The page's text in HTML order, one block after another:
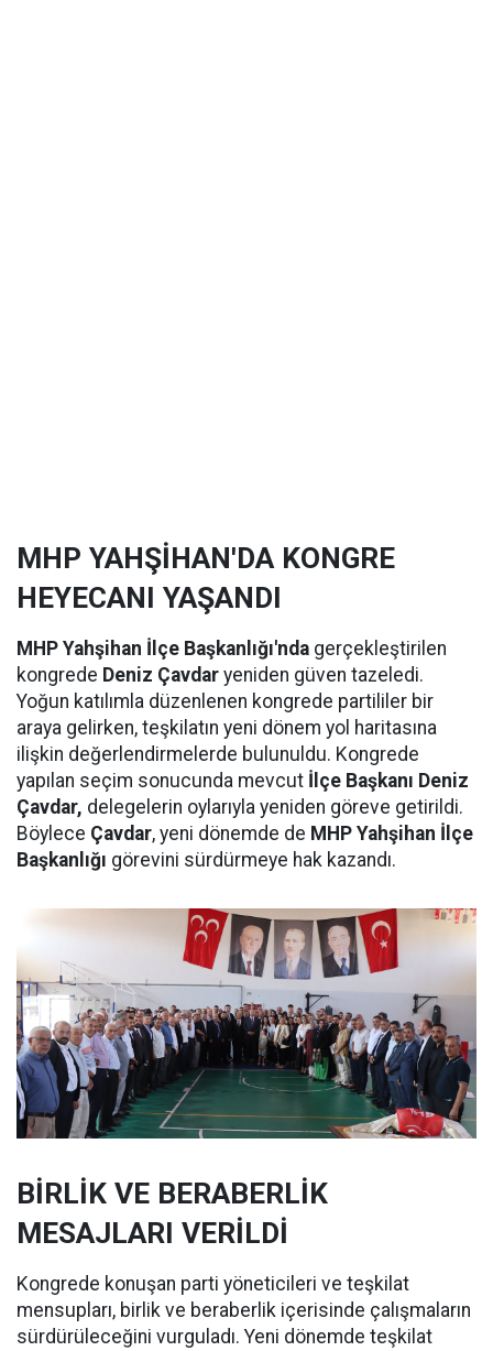
MHP YAHŞİHAN'DA KONGRE
HEYECANI YAŞANDI
MHP Yahşihan İlçe Başkanlığı'nda gerçekleştirilen
kongrede Deniz Çavdar yeniden güven tazeledi.
Yoğun katılımla düzenlenen kongrede partililer bir
araya gelirken, teşkilatın yeni dönem yol haritasına
ilişkin değerlendirmelerde bulunuldu. Kongrede
yapılan seçim sonucunda mevcut İlçe Başkanı Deniz
Çavdar, delegelerin oylarıyla yeniden göreve getirildi.
Böylece Çavdar, yeni dönemde de MHP Yahşihan İlçe
Başkanlığı görevini sürdürmeye hak kazandı.
BİRLİK VE BERABERLİK
MESAJLARI VERİLDİ
Kongrede konuşan parti yöneticileri ve teşkilat
mensupları, birlik ve beraberlik içerisinde çalışmaların
sürdürüleceğini vurguladı. Yeni dönemde teşkilat